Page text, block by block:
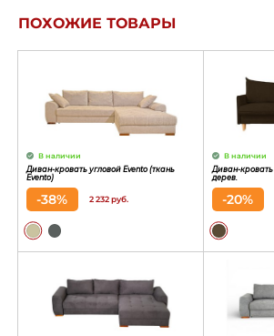
ПОХОЖИЕ ТОВАРЫ
В наличии
Диван-кровать угловой Evento (ткань
Evento)
-38% 2 232 руб.
В наличии
Диван-кровать
дерев.
-20%